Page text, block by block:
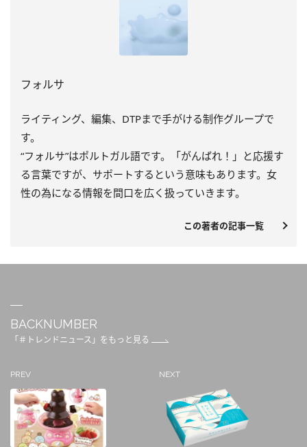
フォルサ
ライティング、編集、DTPまで手がける制作グループで
す。
“フォルサ”はポルトガル語です。「がんばれ！」と応援す
る言葉ですが、サポートするという意味もあります。女
性の為になる情報を間口を広く扱っていきます。
この著者の記事一覧
BACKNUMBER
「＃トレンドニュース」をもっと見る
PREV NEXT